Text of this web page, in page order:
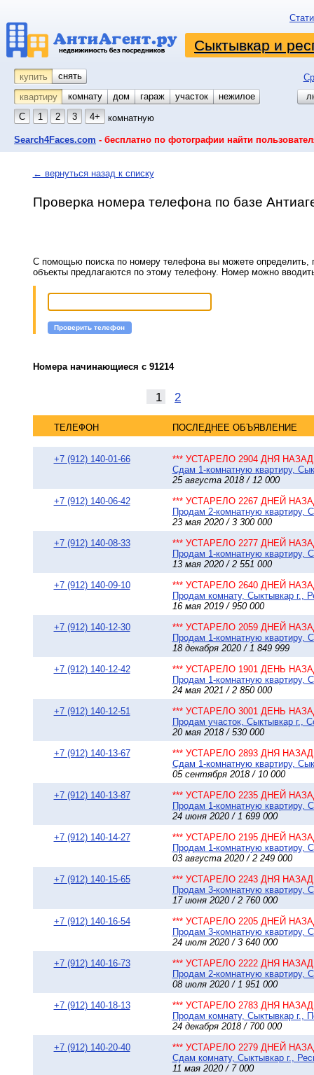
Сыктывкар и
купить снять
квартиру
комнату койко-место
дом гараж участок
нежилое
С
1 2 3 4+ комнатную
Search4Faces.com - бесплатно по фотографии найти
← вернуться назад к списку
Проверка номера телефона по базе
С помощью поиска по номеру телефона вы можете определить,
объекты предлагаются по этому телефону. Номер можно
Проверить телефон
Номера начинающиеся с 91214
1 2
ТЕЛЕФОН ПОСЛЕДНЕЕ ОБЪЯВЛЕНИЕ
+7 (912) 140-01-66
*** УСТАРЕЛО 2904 ДНЯ НАЗАД
Сдам 1-комнатную квартиру,
25 августа 2018 / 12 000
+7 (912) 140-06-42
*** УСТАРЕЛО 2267 ДНЕЙ
Продам 2-комнатную квартиру,
23 мая 2020 / 3 300 000
+7 (912) 140-08-33
*** УСТАРЕЛО 2277 ДНЕЙ
Продам 1-комнатную квартиру,
13 мая 2020 / 2 551 000
+7 (912) 140-09-10
*** УСТАРЕЛО 2640 ДНЕЙ
Продам комнату, Сыктывкар г.,
16 мая 2019 / 950 000
+7 (912) 140-12-30
*** УСТАРЕЛО 2059 ДНЕЙ
Продам 1-комнатную квартиру,
18 декабря 2020 / 1 849 999
+7 (912) 140-12-42
*** УСТАРЕЛО 1901 ДЕНЬ
Продам 1-комнатную квартиру,
24 мая 2021 / 2 850 000
+7 (912) 140-12-51
*** УСТАРЕЛО 3001 ДЕНЬ
Продам участок, Сыктывкар г.,
20 мая 2018 / 530 000
+7 (912) 140-13-67
*** УСТАРЕЛО 2893 ДНЯ НАЗАД
Сдам 1-комнатную квартиру,
05 сентября 2018 / 10 000
+7 (912) 140-13-87
*** УСТАРЕЛО 2235 ДНЕЙ
Продам 1-комнатную квартиру,
24 июня 2020 / 1 699 000
+7 (912) 140-14-27
*** УСТАРЕЛО 2195 ДНЕЙ
Продам 1-комнатную квартиру,
03 августа 2020 / 2 249 000
+7 (912) 140-15-65
*** УСТАРЕЛО 2243 ДНЯ НАЗАД
Продам 3-комнатную квартиру,
17 июня 2020 / 2 760 000
+7 (912) 140-16-54
*** УСТАРЕЛО 2205 ДНЕЙ
Продам 3-комнатную квартиру,
24 июля 2020 / 3 640 000
+7 (912) 140-16-73
*** УСТАРЕЛО 2222 ДНЯ НАЗАД
Продам 2-комнатную квартиру,
08 июля 2020 / 1 951 000
+7 (912) 140-18-13
*** УСТАРЕЛО 2783 ДНЯ НАЗАД
Продам комнату, Сыктывкар г.,
24 декабря 2018 / 700 000
+7 (912) 140-20-40
*** УСТАРЕЛО 2279 ДНЕЙ
Сдам комнату, Сыктывкар г.,
11 мая 2020 / 7 000